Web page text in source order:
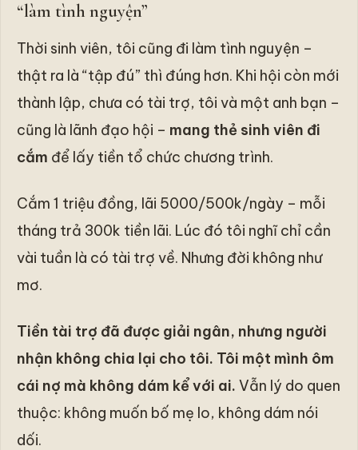
“làm tình nguyện”
Thời sinh viên, tôi cũng đi làm tình nguyện –
thật ra là “tập đú” thì đúng hơn. Khi hội còn mới
thành lập, chưa có tài trợ, tôi và một anh bạn –
cũng là lãnh đạo hội – mang thẻ sinh viên đi
cắm để lấy tiền tổ chức chương trình.
Cắm 1 triệu đồng, lãi 5000/500k/ngày – mỗi
tháng trả 300k tiền lãi. Lúc đó tôi nghĩ chỉ cần
vài tuần là có tài trợ về. Nhưng đời không như
mơ.
Tiền tài trợ đã được giải ngân, nhưng người
nhận không chia lại cho tôi. Tôi một mình ôm
cái nợ mà không dám kể với ai. Vẫn lý do quen
thuộc: không muốn bố mẹ lo, không dám nói
dối.